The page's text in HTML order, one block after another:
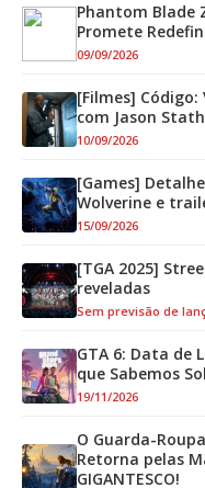
Phantom Blade
Promete
09/09/2026
[Filmes]
com Jason
10/09/2026
[Games]
Wolverine e
15/09/2026
[TGA 2025]
reveladas
Sem previsão de
GTA 6: Data de
que Sabemos
19/11/2026
O Guarda-
Retorna pelas
GIGANTESCO!